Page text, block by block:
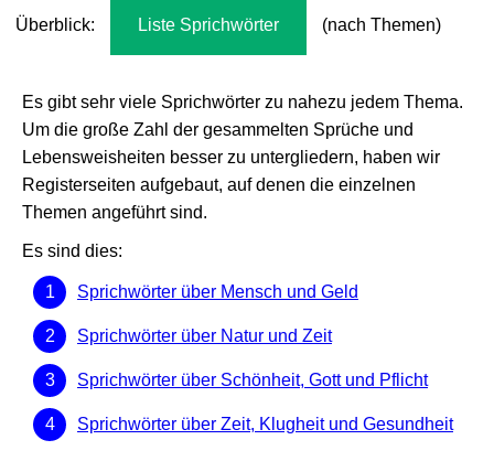
Überblick: Liste Sprichwörter (nach Themen)
Es gibt sehr viele Sprichwörter zu nahezu jedem Thema.
Um die große Zahl der gesammelten Sprüche und
Lebensweisheiten besser zu untergliedern, haben wir
Registerseiten aufgebaut, auf denen die einzelnen
Themen angeführt sind.
Es sind dies:
Sprichwörter über Mensch und Geld
Sprichwörter über Natur und Zeit
Sprichwörter über Schönheit, Gott und Pflicht
Sprichwörter über Zeit, Klugheit und Gesundheit